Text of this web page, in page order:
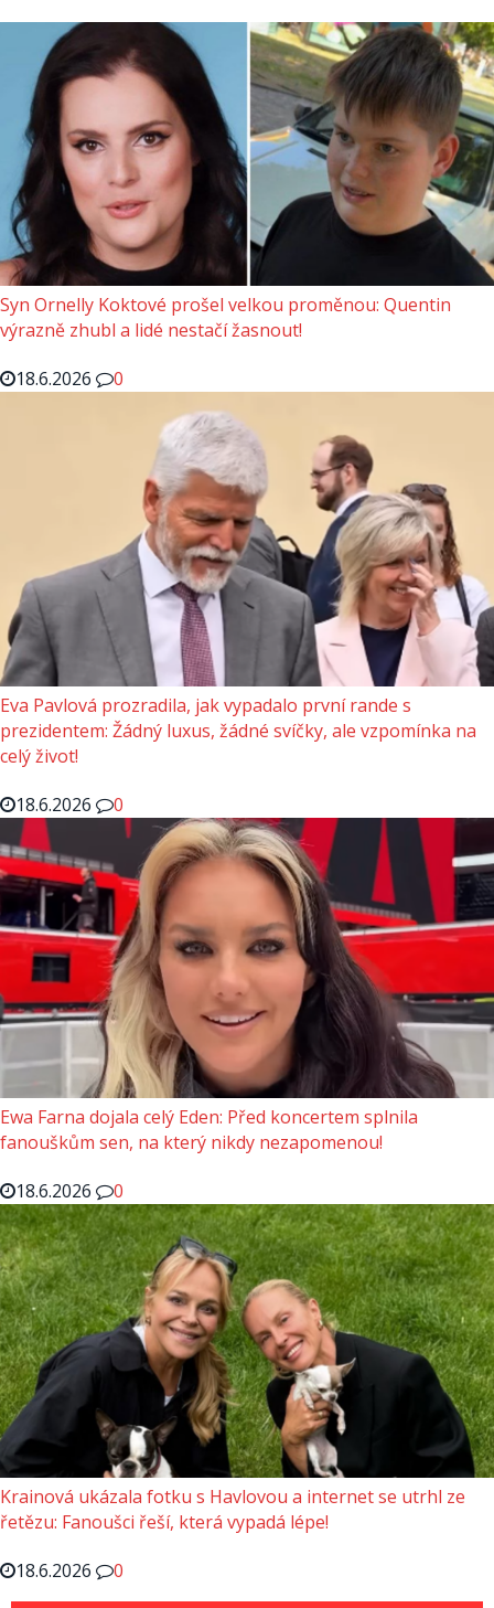
Syn Ornelly Koktové prošel velkou proměnou: Quentin
výrazně zhubl a lidé nestačí žasnout!
18.6.2026
0
Eva Pavlová prozradila, jak vypadalo první rande s
prezidentem: Žádný luxus, žádné svíčky, ale vzpomínka na
celý život!
18.6.2026
0
Ewa Farna dojala celý Eden: Před koncertem splnila
fanouškům sen, na který nikdy nezapomenou!
18.6.2026
0
Krainová ukázala fotku s Havlovou a internet se utrhl ze
řetězu: Fanoušci řeší, která vypadá lépe!
18.6.2026
0